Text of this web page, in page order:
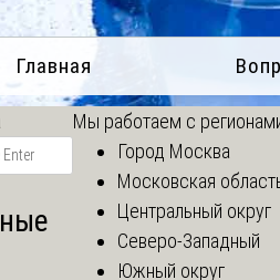
Главная
Мы работаем с
Город Москва
Московская
Центральный округ
Северо-Западный
Южный округ